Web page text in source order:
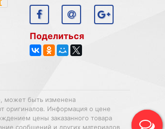
Поделиться
может быть изменена
оригиналов. Информация о цене
цены заказанного товара
сообщений и других материалов